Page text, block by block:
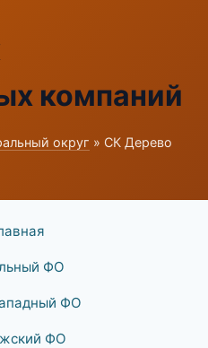
компаний
округ » СК Дерево
ФО
ФО
ФО